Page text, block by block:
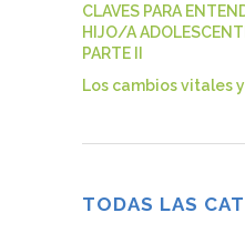
CLAVES PARA
HIJO/A
PARTE II
Los cambios vitales
TODAS LAS